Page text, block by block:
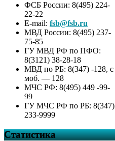
ФСБ России: 8(495) 224-
22-22
E-mail: fsb@fsb.ru
МВД России: 8(495) 237-
75-85
ГУ МВД РФ по ПФО:
8(3121) 38-28-18
МВД по РБ: 8(347) -128, с
моб. — 128
МЧС РФ: 8(495) 449 -99-
99
ГУ МЧС РФ по РБ: 8(347)
233-9999
Статистика